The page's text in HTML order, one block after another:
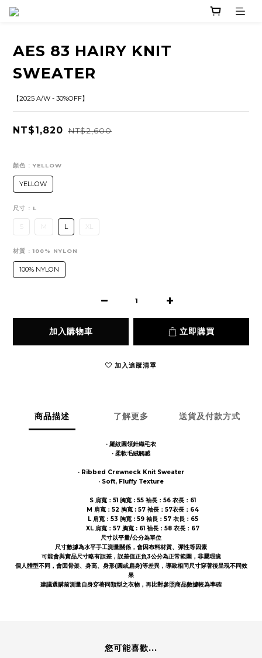
AES 83 HAIRY KNIT
SWEATER
【2025 A/W - 30%OFF】
NT$1,820 NT$2,600
顏色 : YELLOW
YELLOW
尺寸 : L
M L XL
材質 : 100% NYLON
100% NYLON
加入購物車 立即購買
加入追蹤清單
商品描述 了解更多 送貨及付款方式
· 羅紋圓領針織毛衣
· 柔軟毛絨觸感
· Ribbed Crewneck Knit Sweater
· Soft, Fluffy Texture
S 肩寬：51 胸寬 : 55 袖長：56 衣長：61
M 肩寬：52 胸寬 : 57 袖長：57衣長：64
L 肩寬：53 胸寬 : 59 袖長：57 衣長：65
XL 肩寬：57 胸寬 : 61 袖長：58 衣長：67
尺寸以平量/公分為單位
尺寸數據為水平手工測量關係，會因布料材質、彈性等因素
可能會與實品尺寸略有誤差，誤差值正負3公分為正常範圍，非屬瑕疵
個人體型不同，會因骨架、身高、身形(圓或扁身)等差異，導致相同尺寸穿著後呈現不同效
果
建議選購前測量自身穿著同類型之衣物，再比對參照商品數據較為準確
您可能喜歡...